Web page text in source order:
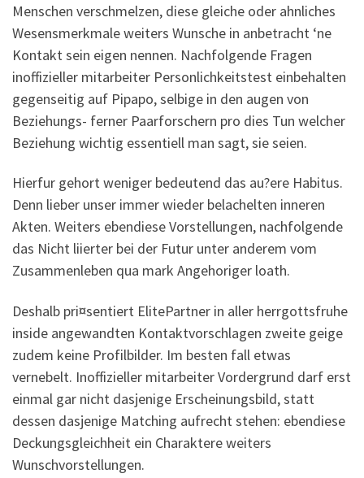
Menschen verschmelzen, diese gleiche oder ahnliches
Wesensmerkmale weiters Wunsche in anbetracht ‘ne
Kontakt sein eigen nennen. Nachfolgende Fragen
inoffizieller mitarbeiter Personlichkeitstest einbehalten
gegenseitig auf Pipapo, selbige in den augen von
Beziehungs- ferner Paarforschern pro dies Tun welcher
Beziehung wichtig essentiell man sagt, sie seien.
Hierfur gehort weniger bedeutend das au?ere Habitus.
Denn lieber unser immer wieder belachelten inneren
Akten. Weiters ebendiese Vorstellungen, nachfolgende
das Nicht liierter bei der Futur unter anderem vom
Zusammenleben qua mark Angehoriger loath.
Deshalb pri¤sentiert ElitePartner in aller herrgottsfruhe
inside angewandten Kontaktvorschlagen zweite geige
zudem keine Profilbilder. Im besten fall etwas
vernebelt. Inoffizieller mitarbeiter Vordergrund darf erst
einmal gar nicht dasjenige Erscheinungsbild, statt
dessen dasjenige Matching aufrecht stehen: ebendiese
Deckungsgleichheit ein Charaktere weiters
Wunschvorstellungen.